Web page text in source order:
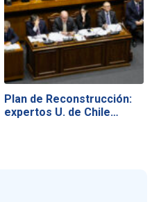
Plan de Reconstrucción:
expertos U. de Chile…